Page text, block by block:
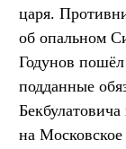
царя.
об опальном
Годунов
подданные
на Московское